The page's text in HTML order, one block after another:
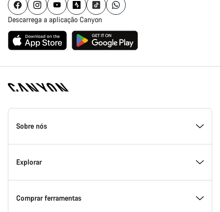
Descarrega a aplicação Canyon
Rodapé
inicial
Sobre nós
Dentro da Canyon
Inovação na Canyon
Explorar
Eventos
Comprar ferramentas